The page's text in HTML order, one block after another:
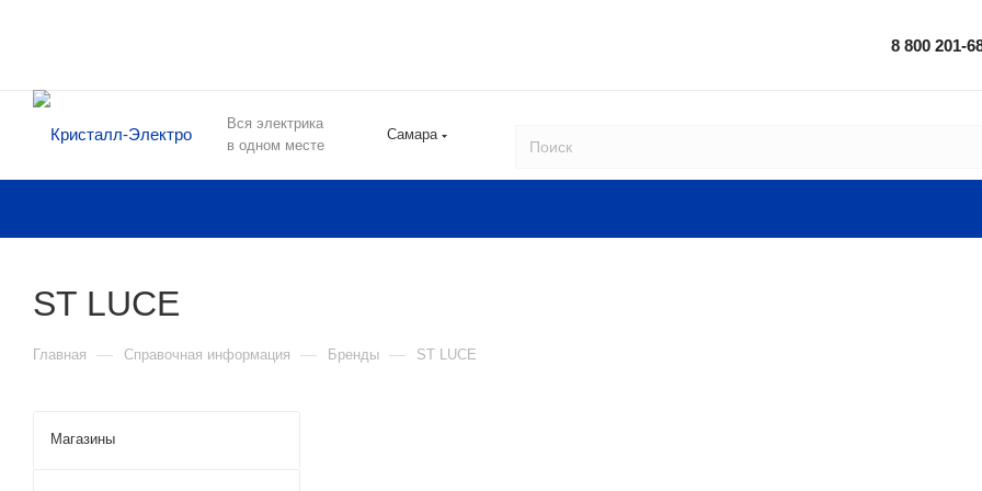
8 800 201-
Вся электрика
в одном месте
Самара
ST LUCE
Главная — Справочная информация — Бренды — ST LUCE
Магазины